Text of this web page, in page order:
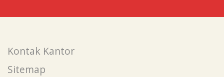
Kontak Kantor
Sitemap